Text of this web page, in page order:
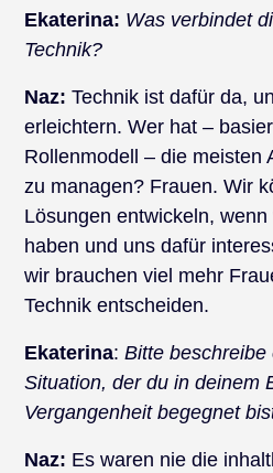
Ekaterina: Was verbindet
Technik?
Naz: Technik ist dafür da,
erleichtern. Wer hat –
Rollenmodell – die meisten
zu managen? Frauen. Wir
Lösungen entwickeln,
haben und uns dafür
wir brauchen viel mehr
Technik entscheiden.
Ekaterina:Bitte
Situation, der du in deinem
Vergangenheit begegnet
Naz: Es waren nie die